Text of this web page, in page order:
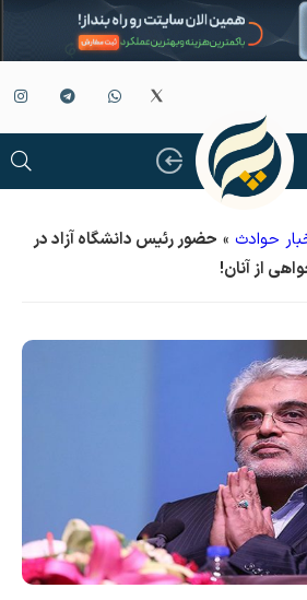
حوادث » حضور رئیس دانشگاه آزاد در
از آنان!